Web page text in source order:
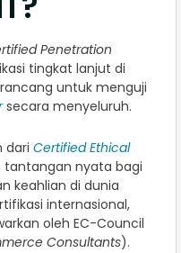
Penetration
tingkat lanjut di
untuk menguji
secara menyeluruh.
dari Certified Ethical
tantangan nyata bagi
keahlian di dunia
internasional,
oleh EC-Council
Consultants).